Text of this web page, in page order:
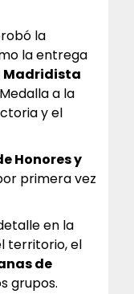
la
la entrega
Madridista
a la
y el
Honores y
primera vez
en la
territorio, el
de
grupos.